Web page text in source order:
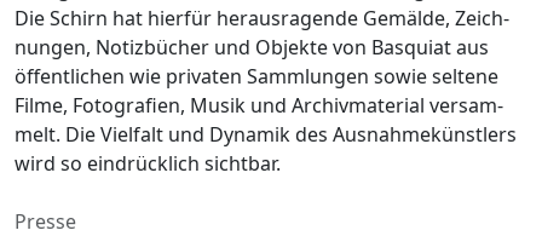
Die Schirn hat hier­für heraus­ra­gende Gemälde, Zeich­
nun­gen, Notiz­bü­cher und Objekte von Basquiat aus
öffent­li­chen wie priva­ten Samm­lun­gen sowie seltene
Filme, Foto­gra­fien, Musik und Archiv­ma­te­rial versam­
melt. Die Viel­falt und Dyna­mik des Ausnah­me­künst­lers
wird so eindrück­lich sicht­bar.
Presse